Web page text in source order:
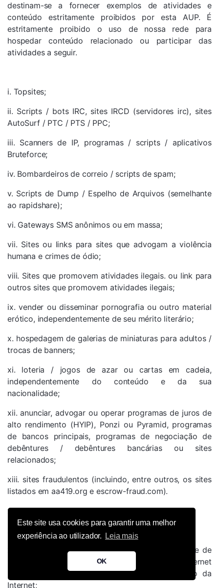
Este site usa cookies para garantir uma melhor
experiência ao utilizador.
Leia mais
OK
destinam-se a fornecer exemplos de atividades e
conteúdo estritamente proibidos por esta AUP. É
estritamente proibido o uso de nossa rede para
hospedar conteúdo relacionado ou participar das
atividades a seguir.
i. Topsites;
ii. Scripts / bots IRC, sites IRCD (servidores irc), sites
AutoSurf / PTC / PTS / PPC;
iii. Scanners de IP, programas / scripts / aplicativos
Bruteforce;
iv. Bombardeiros de correio / scripts de spam;
v. Scripts de Dump / Espelho de Arquivos (semelhante
ao rapidshare);
vi. Gateways SMS anônimos ou em massa;
vii. Sites ou links para sites que advogam a violência
humana e crimes de ódio;
viii. Sites que promovem atividades ilegais. ou link para
outros sites que promovem atividades ilegais;
ix. vender ou disseminar pornografia ou outro material
erótico, independentemente de seu mérito literário;
x. hospedagem de galerias de miniaturas para adultos /
trocas de banners;
xi. loteria / jogos de azar ou cartas em cadeia,
independentemente do conteúdo e da sua
nacionalidade;
xii. anunciar, advogar ou operar programas de juros de
alto rendimento (HYIP), Ponzi ou Pyramid, programas
de bancos principais, programas de negociação de
debêntures / debêntures bancárias ou sites
relacionados;
xiii. sites fraudulentos (incluindo, entre outros, os sites
listados em aa419.org e escrow-fraud.com).
xiv. transmissão de videos promovendo terrorismo;
xv. mineradores de criptomoeda / bitcoin;
xvi. personificar outro usuário ou falsificar o nome de
usuário em emails, postagens da Usenet, no Internet
Relay Chat (IRC) ou em qualquer outro serviço da
Internet;